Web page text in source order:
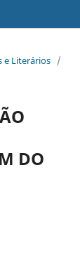
e Literários /
DO